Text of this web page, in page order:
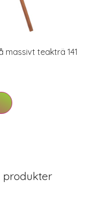
massivt teakträ 141
produkter